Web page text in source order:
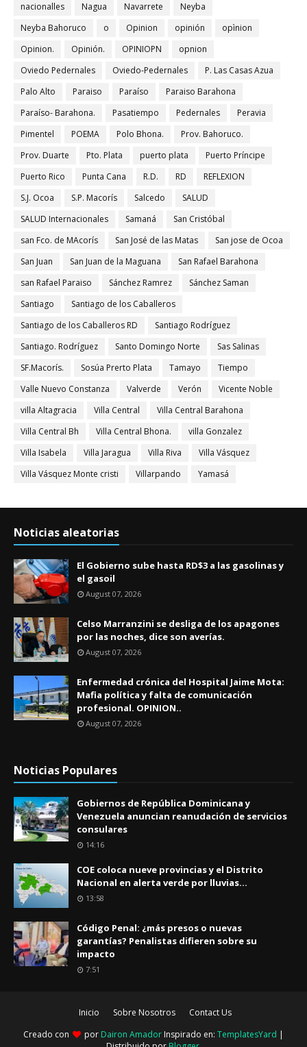
nacionalles
Nagua Navarrete
Neyba
Neyba Bahoruco
o Opinion opinión
opìnion
Opinion.
Opinión. OPINIOPN
opnion
Oviedo Pedernales
Oviedo-Pedernales
P. Las Casas Azua
Palo Alto
Paraiso Paraíso
Paraiso Barahona
Paraíso- Barahona.
Pasatiempo Pedernales
Peravia
Pimentel
POEMA Polo Bhona.
Prov. Bahoruco.
Prov. Duarte
Pto. Plata puerto plata
Puerto Príncipe
Puerto Rico
Punta Cana R.D. RD
REFLEXION
S.J. Ocoa
S.P. Macorís Salcedo
SALUD
SALUD Internacionales
Samaná
San Cristóbal
san Fco. de MAcorís
San José de las Matas
San jose de Ocoa
San Juan
San Juan de la Maguana
San Rafael Barahona
san Rafael Paraiso
Sánchez Ramrez
Sánchez Saman
Santiago
Santiago de los Caballeros
Santiago de los Caballeros RD
Santiago Rodríguez
Santiago. Rodríguez
Santo Domingo Norte
Sas Salinas
SF.Macorís.
Sosúa Prerto Plata Tamayo
Tiempo
Valle Nuevo Constanza
Valverde Verón
Vicente Noble
villa Altagracia
Villa Central
Villa Central Barahona
Villa Central Bh
Villa Central Bhona.
villa Gonzalez
Villa Isabela
Villa Jaragua Villa Riva
Villa Vásquez
Villa Vásquez Monte cristi
Villarpando Yamasá
Noticias aleatorias
El Gobierno sube hasta RD$3 a las gasolinas y
el gasoil
August 07, 2026
Celso Marranzini se desliga de los apagones
por las noches, dice son averías.
August 07, 2026
Enfermedad crónica del Hospital Jaime Mota:
Mafia política y falta de comunicación
profesional. OPINION..
August 07, 2026
Noticias Populares
Gobiernos de República Dominicana y
Venezuela anuncian reanudación de servicios
consulares
14:16
COE coloca nueve provincias y el Distrito
Nacional en alerta verde por lluvias...
13:58
Código Penal: ¿más presos o nuevas
garantías? Penalistas difieren sobre su
impacto
7:51
Inicio Sobre Nosotros
Contact Us
Creado con
por Dairon Amador Inspirado en: TemplatesYard |